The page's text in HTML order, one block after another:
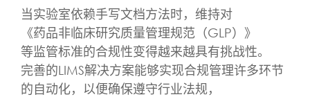
当实验室依赖手写文档方法时，维持对
《药品非临床研究质量管理规范（GLP）》
等监管标准的合规性变得越来越具有挑战性。
完善的LIMS解决方案能够实现合规管理许多环节
的自动化，以便确保遵守行业法规，